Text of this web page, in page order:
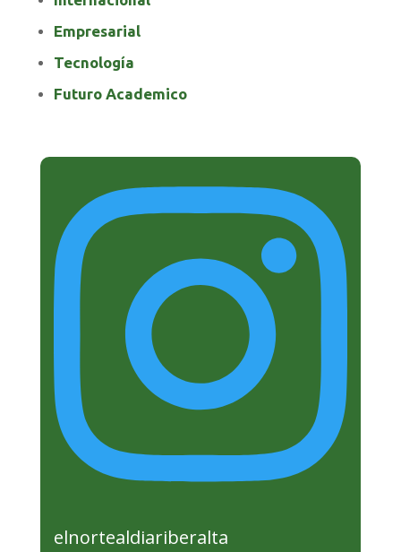
Empresarial
Tecnología
Futuro Academico
elnortealdiariberalta